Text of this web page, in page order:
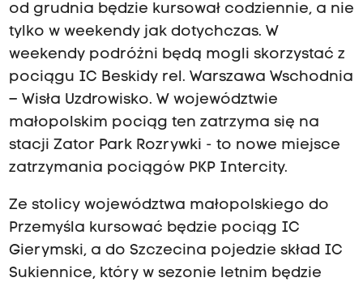
od grudnia będzie kursował codziennie, a nie
tylko w weekendy jak dotychczas. W
weekendy podróżni będą mogli skorzystać z
pociągu IC Beskidy rel. Warszawa Wschodnia
– Wisła Uzdrowisko. W województwie
małopolskim pociąg ten zatrzyma się na
stacji Zator Park Rozrywki - to nowe miejsce
zatrzymania pociągów PKP Intercity.
Ze stolicy województwa małopolskiego do
Przemyśla kursować będzie pociąg IC
Gierymski, a do Szczecina pojedzie skład IC
Sukiennice, który w sezonie letnim będzie